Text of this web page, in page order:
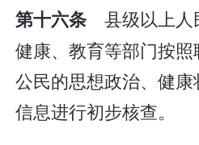
第十六条 县级以上人
健康、教育等部门按
公民的思想政治、健
信息进行初步核查。